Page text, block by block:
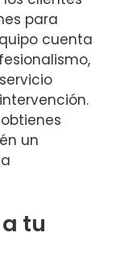
para
cuenta
un
tu